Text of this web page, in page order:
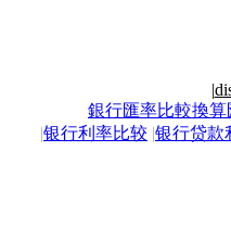
|
銀行匯率比較換算
|银行利率比较 |银行贷款